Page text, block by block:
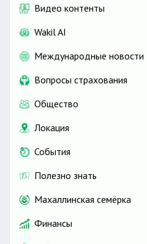
Видео контенты
Wakil AI
Международные новости
Вопросы страхования
Общество
Локация
События
Полезно знать
Махаллинская семёрка
Финансы